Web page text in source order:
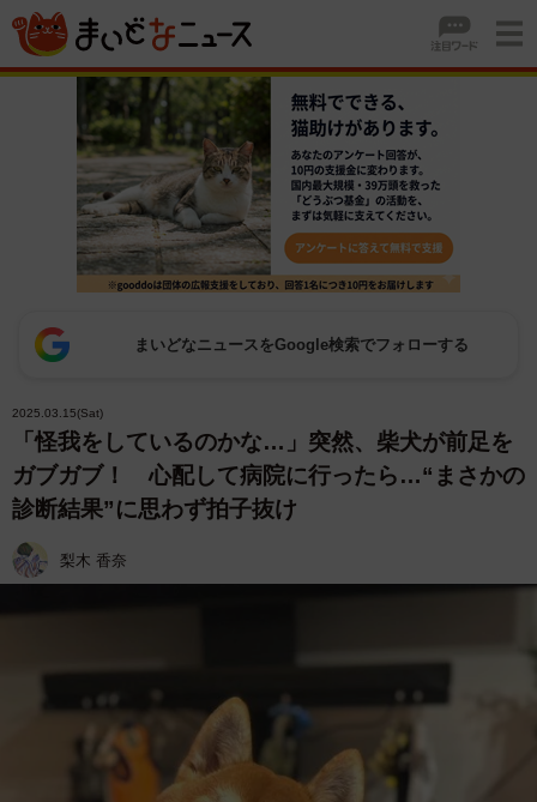
まいどなニュースをGoogle検索でフォローする
2025.03.15(Sat)
「怪我をしているのかな…」突然、柴犬が前足を
ガブガブ！ 心配して病院に行ったら…“まさかの
診断結果”に思わず拍子抜け
梨木 香奈